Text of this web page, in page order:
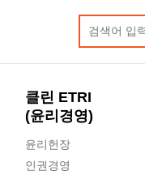
클린 ETRI
(윤리경영)
윤리헌장
인권경영